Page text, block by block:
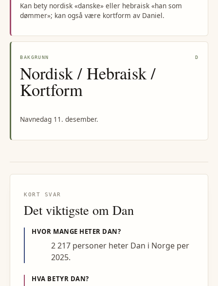
Kan bety nordisk «danske» eller hebraisk «han som
dømmer»; kan også være kortform av Daniel.
BAKGRUNN D
Nordisk / Hebraisk /
Kortform
Navnedag 11. desember.
KORT SVAR
Det viktigste om Dan
HVOR MANGE HETER DAN?
2 217 personer heter Dan i Norge per
2025.
HVA BETYR DAN?